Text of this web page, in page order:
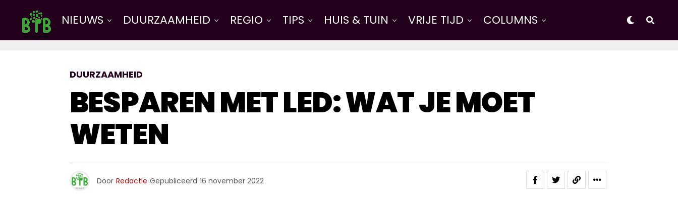
NIEUWS DUURZAAMHEID REGIO TIPS HUIS & TUIN VRIJE TIJD COLUMNS
DUURZAAMHEID
BESPAREN MET LED: WAT JE MOET
WETEN
Door Redactie Gepubliceerd 16 november 2022